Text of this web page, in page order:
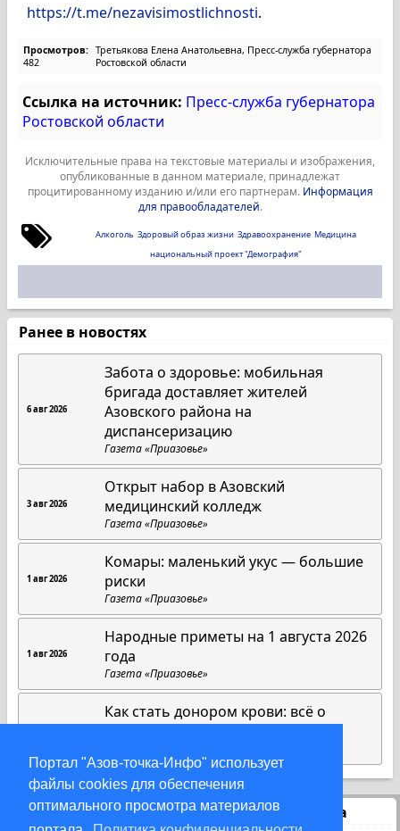
Портал "Азов-точка-Инфо" использует
файлы cookies для обеспечения
оптимального просмотра материалов
https://t.me/nezavisimostlichnosti.
Просмотров:
482
Третьякова Елена Анатольевна, Пресс-служба губернатора
Ростовской области
Ссылка на источник: Пресс-служба губернатора
Ростовской области
Исключительные права на текстовые материалы и изображения,
опубликованные в данном материале, принадлежат
процитированному изданию и/или его партнерам. Информация
для правообладателей.
Алкоголь Здоровый образ жизни Здравоохранение Медицина
национальный проект "Демография"
Ранее в новостях
6 авг 2026
Забота о здоровье: мобильная
бригада доставляет жителей
Азовского района на
диспансеризацию
Газета «Приазовье»
3 авг 2026
Открыт набор в Азовский
медицинский колледж
Газета «Приазовье»
1 авг 2026
Комары: маленький укус — большие
риски
Газета «Приазовье»
1 авг 2026
Народные приметы на 1 августа 2026
года
Газета «Приазовье»
Как стать донором крови: всё о
Статистика